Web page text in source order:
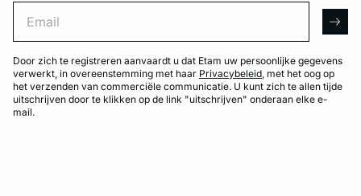
Door zich te registreren aanvaardt u dat Etam uw persoonlijke gegevens
verwerkt, in overeenstemming met haar Privacybeleid, met het oog op
het verzenden van commerciële communicatie. U kunt zich te allen tijde
uitschrijven door te klikken op de link "uitschrijven" onderaan elke e-
mail.